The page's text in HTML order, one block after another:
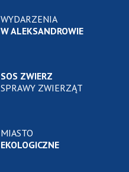
WYDARZENIA
W ALEKSANDROWIE
SOS ZWIERZ
SPRAWY ZWIERZĄT
MIASTO
EKOLOGICZNE